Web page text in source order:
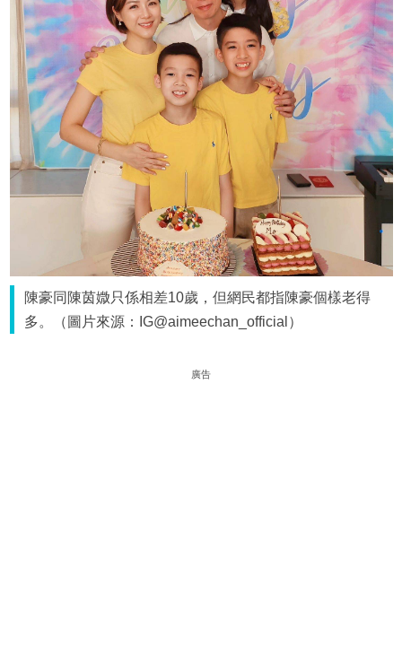
陳豪同陳茵媺只係相差10歲，但網民都指陳豪個樣老得
多。（圖片來源：IG@aimeechan_official）
廣告